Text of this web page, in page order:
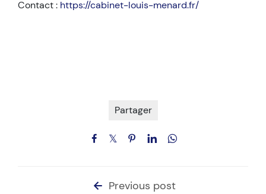
Contact : https://cabinet-louis-menard.fr/
Partager
Previous post